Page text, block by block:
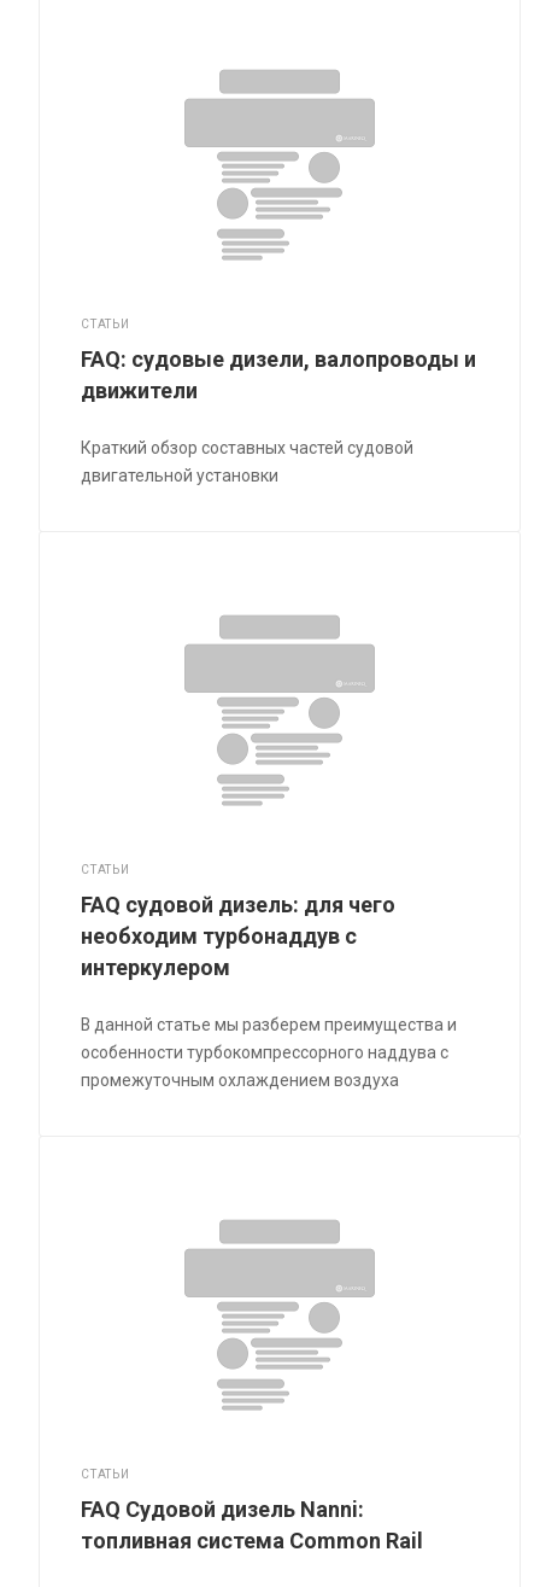
СТАТЬИ
FAQ: судовые дизели, валопроводы и
движители
Краткий обзор составных частей судовой
двигательной установки
СТАТЬИ
FAQ судовой дизель: для чего
необходим турбонаддув с
интеркулером
В данной статье мы разберем преимущества и
особенности турбокомпрессорного наддува с
промежуточным охлаждением воздуха
СТАТЬИ
FAQ Судовой дизель Nanni:
топливная система Common Rail